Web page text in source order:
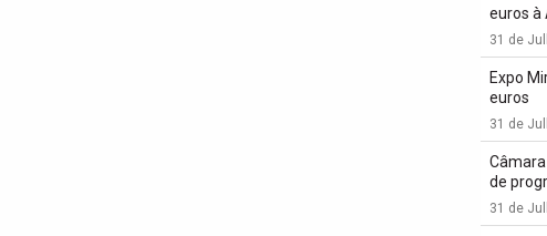
euros à
31 de
Expo
euros
31 de
de
31 de